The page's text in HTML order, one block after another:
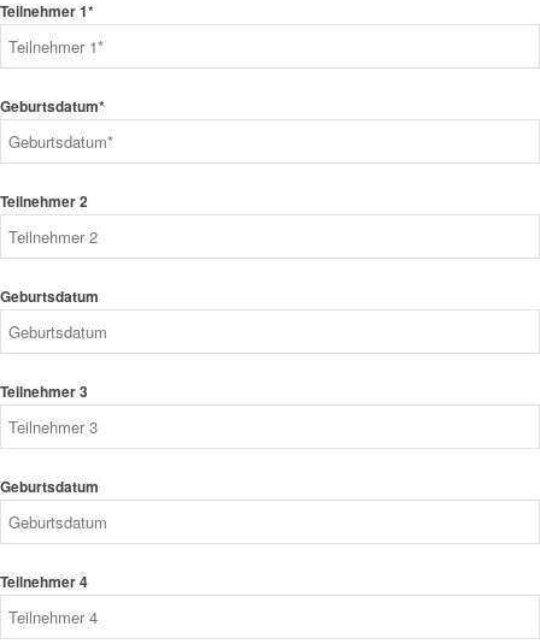
Teilnehmer 1*
Geburtsdatum*
Teilnehmer 2
Geburtsdatum
Teilnehmer 3
Geburtsdatum
Teilnehmer 4